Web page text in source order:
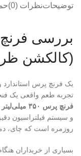
توضیحاتنظرات (0)
(کالکشن
یک فرنچ پرس
تجربه طعم واقعی یک
فرنچ پرس ۳۵۰ میلی‌لیتر پیرکس
و سیستم فیلتراسیون
روزمره است که چای،
بسیاری از خریداران